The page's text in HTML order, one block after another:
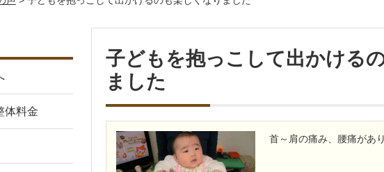
子どもを抱っこして出かける
ました
首～肩の痛み、腰痛があ
体料金